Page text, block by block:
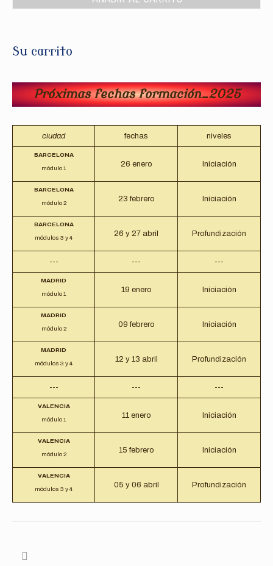
Su carrito
Próximas fechas formación_2025
ciudad fechas niveles
BARCELONA
módulo 1
26 enero Iniciación
BARCELONA
módulo 2
23 febrero Iniciación
BARCELONA
módulos 3 y 4
26 y 27 abril Profundización
--- --- ---
MADRID
módulo 1
19 enero Iniciación
MADRID
módulo 2
09 febrero Iniciación
MADRID
módulos 3 y 4
12 y 13 abril Profundización
--- --- ---
VALENCIA
módulo 1
11 enero Iniciación
VALENCIA
módulo 2
15 febrero Iniciación
VALENCIA
módulos 3 y 4
05 y 06 abril Profundización